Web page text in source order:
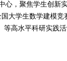
，聚焦学生创新
大学生数学建模竞
等高水平科研实践